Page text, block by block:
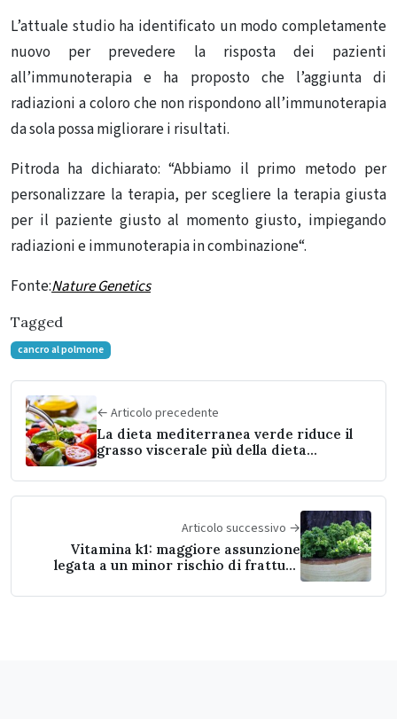
L’attuale studio ha identificato un modo completamente
nuovo per prevedere la risposta dei pazienti
all’immunoterapia e ha proposto che l’aggiunta di
radiazioni a coloro che non rispondono all’immunoterapia
da sola possa migliorare i risultati.
Pitroda ha dichiarato: “Abbiamo il primo metodo per
personalizzare la terapia, per scegliere la terapia giusta
per il paziente giusto al momento giusto, impiegando
radiazioni eimmunoterapia in combinazione“.
Fonte:Nature Genetics
Tagged
cancro al polmone
← Articolo precedente
La dieta mediterranea verde riduce il
grasso viscerale più della dieta
Articolo successivo →
Vitamina k1: maggiore assunzione
legata a un minor rischio di fratture